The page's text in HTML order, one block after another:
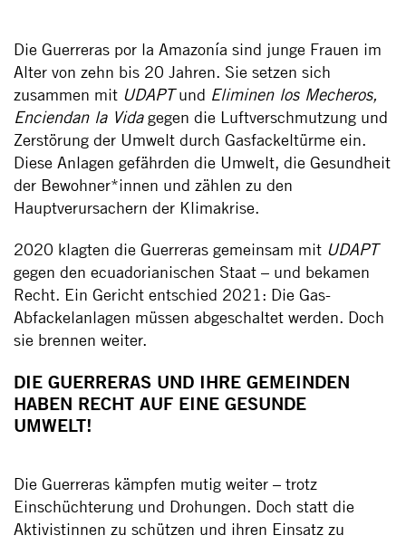
Die Guerreras por la Amazonía sind junge Frauen im
Alter von zehn bis 20 Jahren. Sie setzen sich
zusammen mit UDAPTund Eliminen los Mecheros,
Enciendan la Vidagegen die Luftverschmutzung und
Zerstörung der Umwelt durch Gasfackeltürme ein.
Diese Anlagen gefährden die Umwelt, die Gesundheit
der Bewohner*innen und zählen zu den
Hauptverursachern der Klimakrise.
2020 klagten die Guerreras gemeinsam mit UDAPT
gegen den ecuadorianischen Staat – und bekamen
Recht. Ein Gericht entschied 2021: Die Gas-
Abfackelanlagen müssen abgeschaltet werden. Doch
sie brennen weiter.
DIE GUERRERAS UND IHRE GEMEINDEN
HABEN RECHT AUF EINE GESUNDE
UMWELT!
Die Guerreras kämpfen mutig weiter – trotz
Einschüchterung und Drohungen. Doch statt die
Aktivistinnen zu schützen und ihren Einsatz zu